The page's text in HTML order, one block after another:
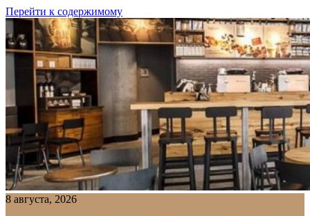
Перейти к содержимому
8 августа, 2026